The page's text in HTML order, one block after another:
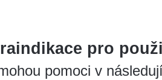
pro
pomoci v